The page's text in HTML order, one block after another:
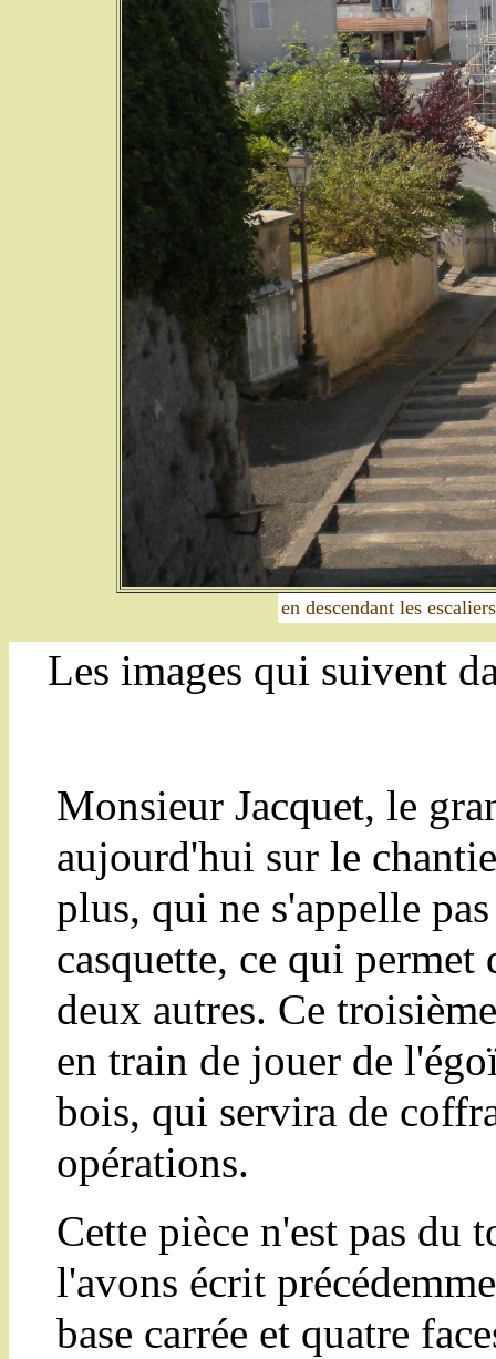
en descendant les
Les images qui suivent
Monsieur Jacquet, le
aujourd'hui sur le
plus, qui ne s'appelle
casquette, ce qui
deux autres. Ce
en train de jouer de
bois, qui servira de
opérations.
Cette pièce n'est pas du
l'avons écrit
base carrée et quatre